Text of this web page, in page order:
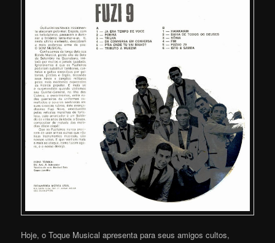
Hoje, o Toque Musical apresenta para seus amigos cultos,